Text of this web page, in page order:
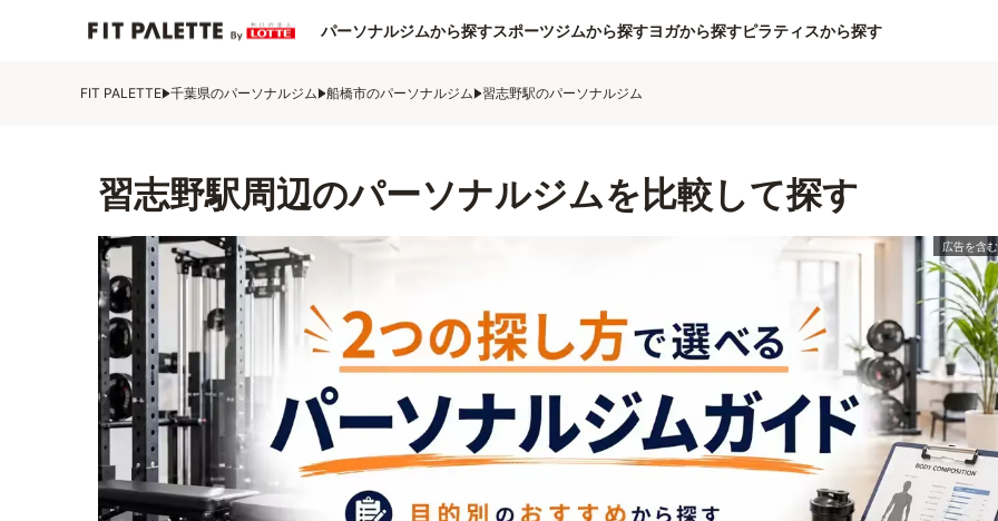
パーソナルジムから探すスポーツジムから探すヨガから探すピラティスから探す
FIT PALETTE 千葉県のパーソナルジム 船橋市のパーソナルジム 習志野駅のパーソナルジム
習志野駅周辺のパーソナルジムを比較して探す